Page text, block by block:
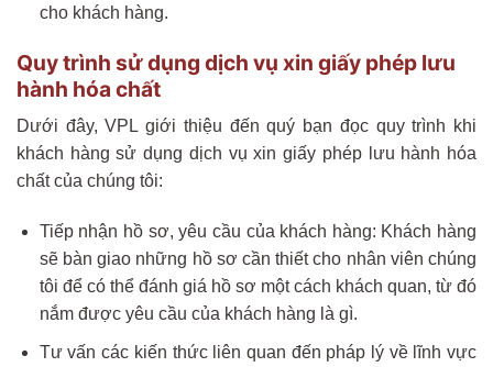
cho khách hàng.
Quy trình sử dụng dịch vụ xin giấy phép lưu
hành hóa chất
Dưới đây, VPL giới thiệu đến quý bạn đọc quy trình khi
khách hàng sử dụng dịch vụ xin giấy phép lưu hành hóa
chất của chúng tôi:
Tiếp nhận hồ sơ, yêu cầu của khách hàng: Khách hàng
sẽ bàn giao những hồ sơ cần thiết cho nhân viên chúng
tôi để có thể đánh giá hồ sơ một cách khách quan, từ đó
nắm được yêu cầu của khách hàng là gì.
Tư vấn các kiến thức liên quan đến pháp lý về lĩnh vực